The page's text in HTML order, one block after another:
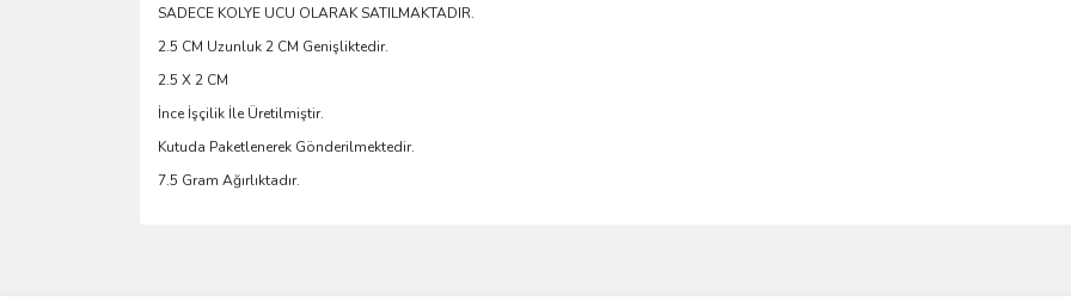
SADECE KOLYE UCU OLARAK SATILMAKTADIR.
2.5 CM Uzunluk 2 CM Genişliktedir.
2.5 X 2 CM
İnce İşçilik İle Üretilmiştir.
Kutuda Paketlenerek Gönderilmektedir.
7.5 Gram Ağırlıktadır.